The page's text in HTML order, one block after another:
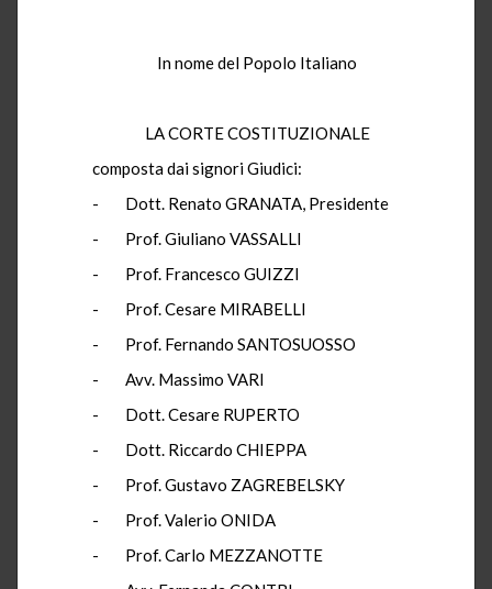
In nome del Popolo Italiano
LA CORTE COSTITUZIONALE
composta dai signori Giudici:
- Dott. Renato GRANATA, Presidente
- Prof. Giuliano VASSALLI
- Prof. Francesco GUIZZI
- Prof. Cesare MIRABELLI
- Prof. Fernando SANTOSUOSSO
- Avv. Massimo VARI
- Dott. Cesare RUPERTO
- Dott. Riccardo CHIEPPA
- Prof. Gustavo ZAGREBELSKY
- Prof. Valerio ONIDA
- Prof. Carlo MEZZANOTTE